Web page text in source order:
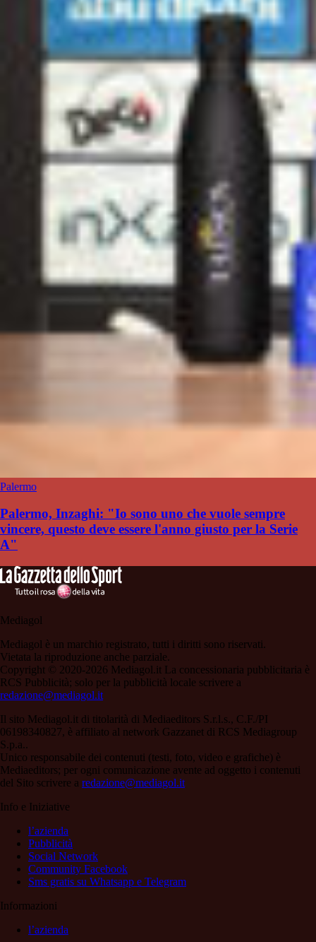
Palermo
Palermo, Inzaghi: "Io sono uno che vuole sempre
vincere, questo deve essere l'anno giusto per la Serie
A"
Mediagol
Mediagol è un marchio registrato, tutti i diritti sono riservati.
Vietata la riproduzione anche parziale.
Copyright © 2020-2026 Mediagol.it La concessionaria pubblicitaria è
RCS Pubblicità; solo per la pubblicità locale scrivere a
redazione@mediagol.it
Il sito Mediagol.it di titolarità di Mediaeditors S.r.l.s., C.F./PI
06198340827, è affiliato al network Gazzanet di RCS Mediagroup
S.p.a..
Unico responsabile dei contenuti (testi, foto, video e grafiche) è
Mediaeditors; per ogni comunicazione avente ad oggetto i contenuti
del Sito scrivere a redazione@mediagol.it
Info e Iniziative
l’azienda
Pubblicità
Social Network
Community Facebook
Sms gratis su Whatsapp e Telegram
Informazioni
l’azienda